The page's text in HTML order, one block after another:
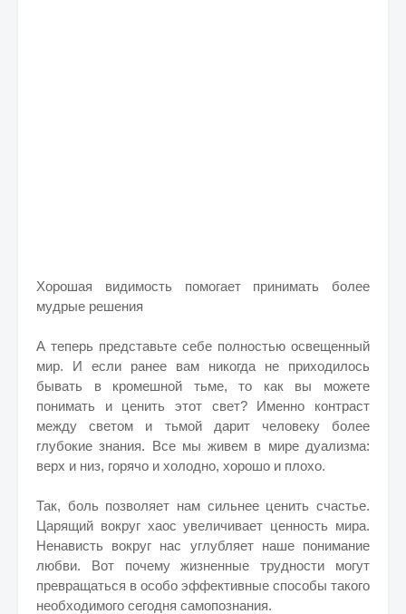
Хорошая видимость помогает принимать более
мудрые решения
А теперь представьте себе полностью освещенный
мир. И если ранее вам никогда не приходилось
бывать в кромешной тьме, то как вы можете
понимать и ценить этот свет? Именно контраст
между светом и тьмой дарит человеку более
глубокие знания. Все мы живем в мире дуализма:
верх и низ, горячо и холодно, хорошо и плохо.
Так, боль позволяет нам сильнее ценить счастье.
Царящий вокруг хаос увеличивает ценность мира.
Ненависть вокруг нас углубляет наше понимание
любви. Вот почему жизненные трудности могут
превращаться в особо эффективные способы такого
необходимого сегодня самопознания.